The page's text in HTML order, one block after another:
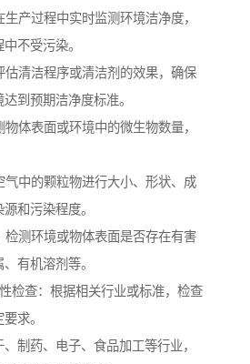
产过程中实时监测环境洁净度，
不受污染。
估清洁程序或清洁剂的效果，确保
到预期洁净度标准。
体表面或环境中的微生物数量，
气中的颗粒物进行大小、形状、成
和污染程度。
检测环境或物体表面是否存在有害
有机溶剂等。
检查：根据相关行业或标准，检查
求。
制药、电子、食品加工等行业，